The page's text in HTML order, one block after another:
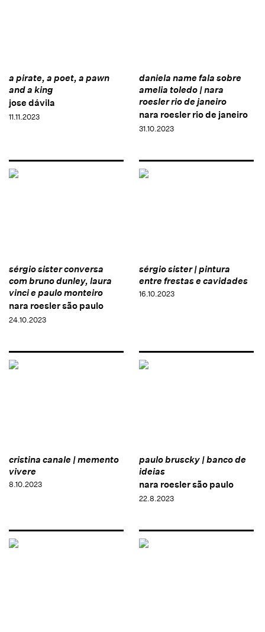
a pirate, a poet, a pawn
and a king
jose dávila
11.11.2023
daniela name fala sobre
amelia toledo | nara
roesler rio de janeiro
nara roesler rio de janeiro
31.10.2023
sérgio sister conversa
com bruno dunley, laura
vinci e paulo monteiro
nara roesler são paulo
24.10.2023
sérgio sister | pintura
entre frestas e cavidades
16.10.2023
cristina canale | memento
vivere
8.10.2023
paulo bruscky | banco de
ideias
nara roesler são paulo
22.8.2023